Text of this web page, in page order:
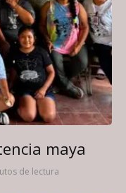
maya
de lectura